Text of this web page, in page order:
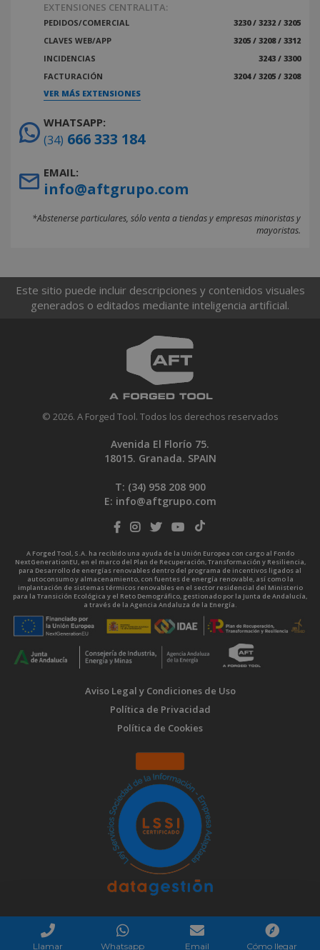
Llamar Whatsapp Email Cómo llegar
EXTENSIONES CENTRALITA:
PEDIDOS/COMERCIAL
3230 / 3232 / 3205
CLAVES WEB/APP
3205 / 3208 / 3312
INCIDENCIAS
3243 / 3300
FACTURACIÓN
3204 / 3205 / 3208
VER MÁS EXTENSIONES
WHATSAPP:
(34) 666 333 184
EMAIL:
info@aftgrupo.com
*Abstenerse particulares, sólo venta a tiendas y empresas minoristas y
mayoristas.
Este sitio puede incluir descripciones y contenidos visuales
generados o editados mediante inteligencia artificial.
© 2026. A Forged Tool. Todos los derechos reservados
Avenida El Florío 75.
18015. Granada. SPAIN
T: (34) 958 208 900
E: info@aftgrupo.com
A Forged Tool, S.A. ha recibido una ayuda de la Unión Europea con cargo al Fondo
NextGenerationEU, en el marco del Plan de Recuperación, Transformación y Resiliencia,
para Desarrollo de energías renovables dentro del programa de incentivos ligados al
autoconsumo y almacenamiento, con fuentes de energía renovable, así como la
implantación de sistemas térmicos renovables en el sector residencial del Ministerio
para la Transición Ecológica y el Reto Demográfico, gestionado por la Junta de Andalucía,
a través de la Agencia Andaluza de la Energía.
Aviso Legal y Condiciones de Uso
Política de Privacidad
Política de Cookies